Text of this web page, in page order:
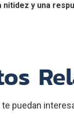
nitidez y una
puedan